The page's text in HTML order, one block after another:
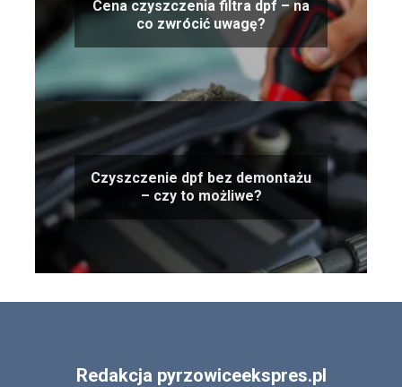
Cena czyszczenia filtra dpf – na
co zwrócić uwagę?
Czyszczenie dpf bez demontażu
– czy to możliwe?
Redakcja pyrzowiceekspres.pl